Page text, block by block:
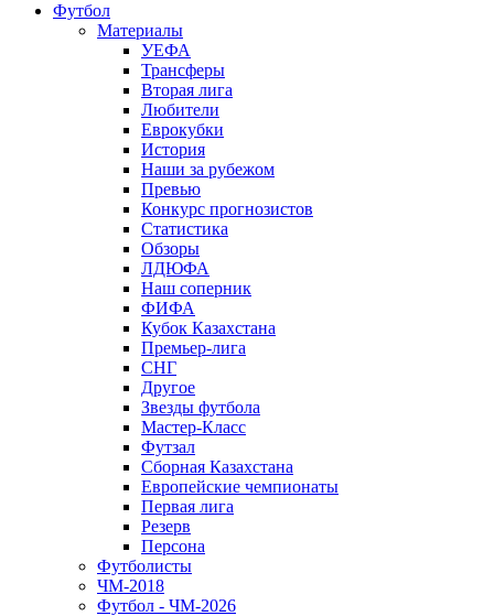
Футбол
Материалы
УЕФА
Трансферы
Вторая лига
Любители
Еврокубки
История
Наши за рубежом
Превью
Конкурс прогнозистов
Статистика
Обзоры
ЛДЮФА
Наш соперник
ФИФА
Кубок Казахстана
Премьер-лига
СНГ
Другое
Звезды футбола
Мастер-Класс
Футзал
Сборная Казахстана
Европейские чемпионаты
Первая лига
Резерв
Персона
Футболисты
ЧМ-2018
Футбол - ЧМ-2026